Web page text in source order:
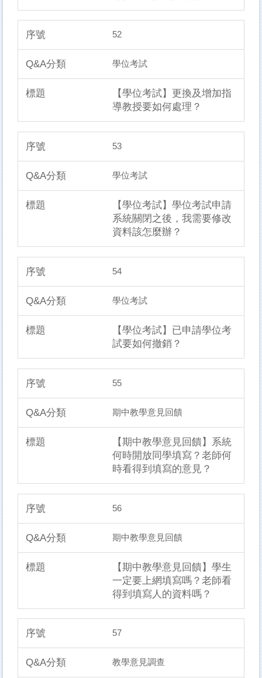
52
學位考試
【學位考試】更換及增加指
導教授要如何處理？
53
學位考試
【學位考試】學位考試申請
系統關閉之後，我需要修改
資料該怎麼辦？
54
學位考試
【學位考試】已申請學位考
試要如何撤銷？
55
期中教學意見回饋
【期中教學意見回饋】系統
何時開放同學填寫？老師何
時看得到填寫的意見？
56
期中教學意見回饋
【期中教學意見回饋】學生
一定要上網填寫嗎？老師看
得到填寫人的資料嗎？
57
教學意見調查